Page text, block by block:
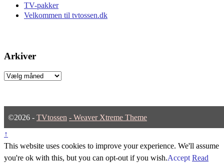
TV-pakker
Velkommen til tvtossen.dk
Arkiver
Arkiver
©2026 - TVtossen - Weaver Xtreme Theme
↑
This website uses cookies to improve your experience. We'll assume
you're ok with this, but you can opt-out if you wish.Accept Read